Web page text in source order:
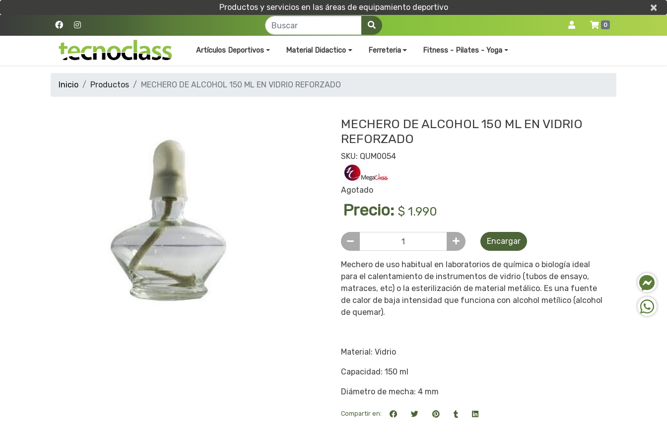
Productos y servicios en las áreas de equipamiento deportivo ×
×
0
Artículos Deportivos Material Didactico Ferreteria Fitness - Pilates - Yoga
Inicio Productos MECHERO DE ALCOHOL 150 ML EN VIDRIO REFORZADO
MECHERO DE ALCOHOL 150 ML EN VIDRIO
REFORZADO
SKU: QUM0054
Agotado
Precio: $ 1.990
Encargar
Mechero de uso habitual en laboratorios de química o biología ideal
para el calentamiento de instrumentos de vidrio (tubos de ensayo,
matraces, etc) o la esterilización de material metálico. Es una fuente
de calor de baja intensidad que funciona con alcohol metílico (alcohol
de quemar).
Material: Vidrio
Capacidad: 150 ml
Diámetro de mecha: 4 mm
Compartir en: